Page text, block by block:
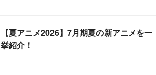
【夏アニメ2026】7月期夏の新アニメを一
挙紹介！